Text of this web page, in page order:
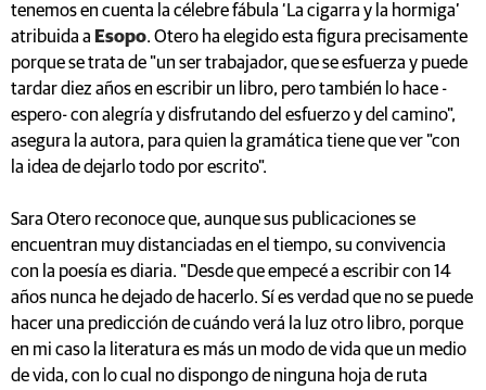
tenemos en cuenta la célebre fábula ‘La cigarra y la hormiga’
atribuida a Esopo. Otero ha elegido esta figura precisamente
porque se trata de "un ser trabajador, que se esfuerza y puede
tardar diez años en escribir un libro, pero también lo hace -
espero- con alegría y disfrutando del esfuerzo y del camino",
asegura la autora, para quien la gramática tiene que ver "con
la idea de dejarlo todo por escrito".
Sara Otero reconoce que, aunque sus publicaciones se
encuentran muy distanciadas en el tiempo, su convivencia
con la poesía es diaria. "Desde que empecé a escribir con 14
años nunca he dejado de hacerlo. Sí es verdad que no se puede
hacer una predicción de cuándo verá la luz otro libro, porque
en mi caso la literatura es más un modo de vida que un medio
de vida, con lo cual no dispongo de ninguna hoja de ruta